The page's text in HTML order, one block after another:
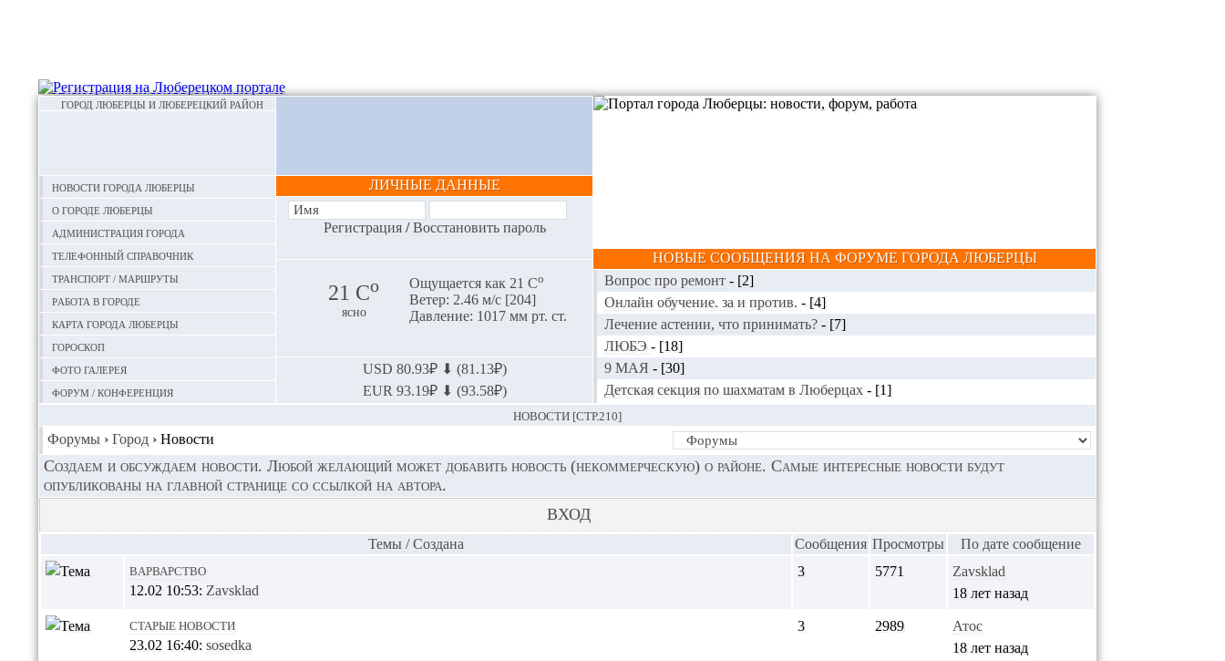
ГОРОД ЛЮБЕРЦЫ И ЛЮБЕРЕЦКИЙ РАЙОН
Новости города Люберцы
О городе Люберцы
Администрация города
Телефонный справочник
Транспорт / маршруты
Работа в городе
Карта города Люберцы
Гороскоп
Фото галерея
Форум / конференция
ЛИЧНЫЕ ДАННЫЕ
Регистрация/Восстановить пароль
21 Сo
ясно
Ощущается как 21 Сo
Ветер: 2.46 м/с [204]
Давление: 1017 мм рт. ст.
USD 80.93₽ ⬇ (81.13₽)
EUR 93.19₽ ⬇ (93.58₽)
НОВЫЕ СООБЩЕНИЯ НА ФОРУМЕ ГОРОДА ЛЮБЕРЦЫ
Вопрос про ремонт - [2]
Онлайн обучение. за и против. - [4]
Лечение астении, что принимать? - [7]
ЛЮБЭ - [18]
9 МАЯ - [30]
Детская секция по шахматам в Люберцах - [1]
НОВОСТИ [СТР.210]
Форумы › Город › Новости
Создаем и обсуждаем новости. Любой желающий может добавить новость (некоммерческую) о районе. Самые интересные новости будут
опубликованы на главной странице со ссылкой на автора.
ВХОД
Темы /Cоздана Сообщения Просмотры По дате сообщение
Варварство
12.02 10:53: Zavsklad
3 5771
Zavsklad
18 лет назад
старые новости
23.02 16:40: sosedka
3 2989
Атос
18 лет назад